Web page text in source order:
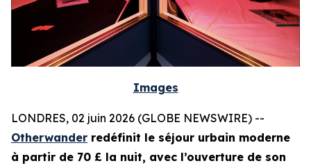
Images
LONDRES, 02 juin 2026 (GLOBE NEWSWIRE) --
Otherwander redéfinit le séjour urbain moderne
à partir de 70 £ la nuit, avec l’ouverture de son